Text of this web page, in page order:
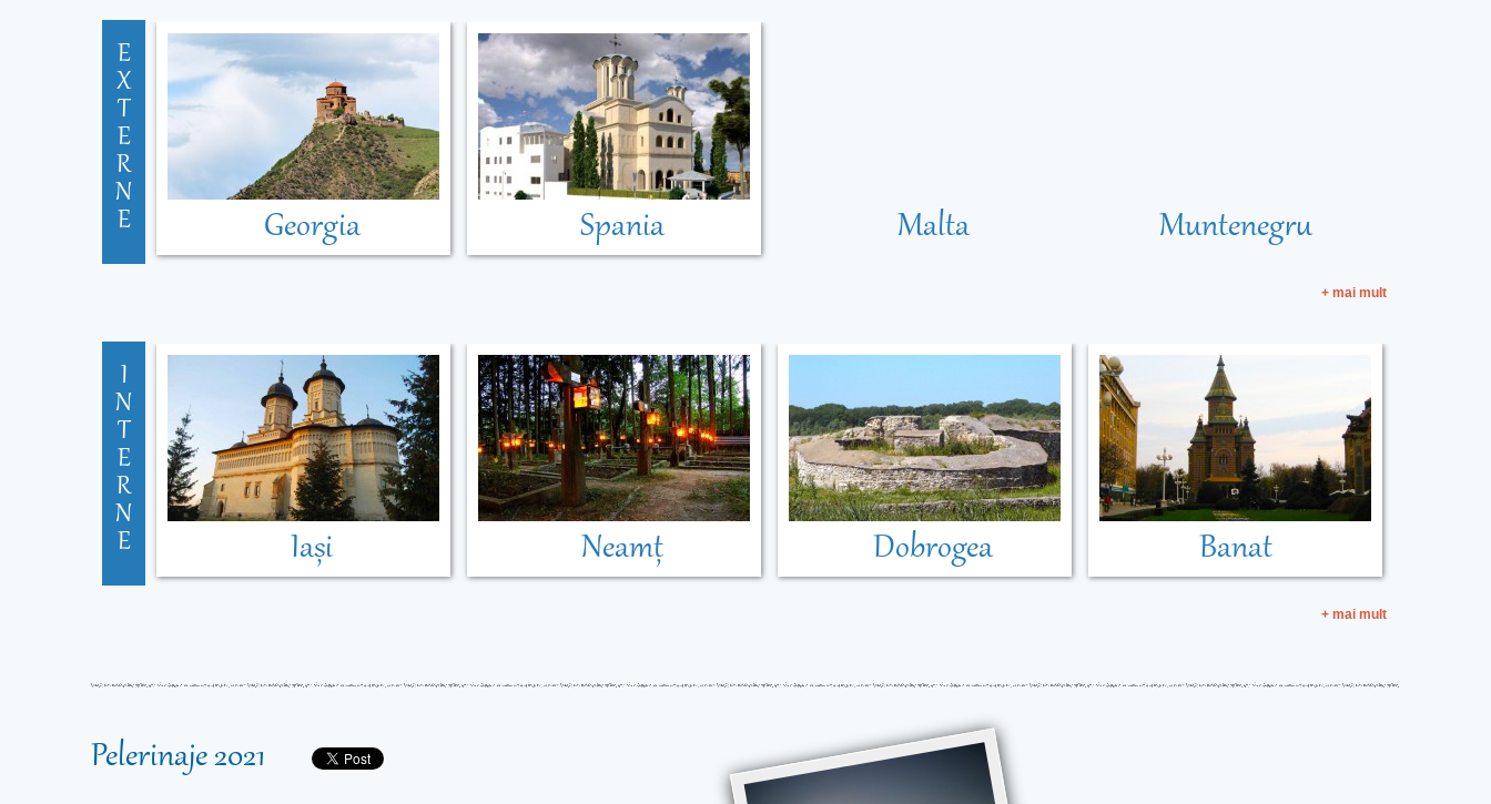
E
X
T
E
R
N
E
Georgia Spania Malta Muntenegru
+ mai mult
I
N
T
E
R
N
E
Iași Neamț Dobrogea Banat
+ mai mult
Pelerinaje 2021